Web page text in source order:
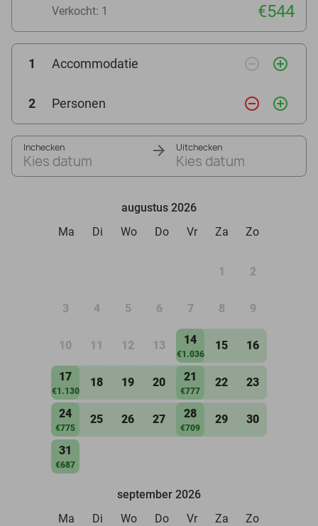
Verkocht: 1
€544
1 Accommodatie remove_circle_outline add_circle_outline
2 Personen remove_circle_outline add_circle_outline
Inchecken
Kies datum
Uitchecken
Kies datum
augustus 2026
Ma
Di Wo Do Vr Za Zo
1 2
3 4 5 6 7 8 9
10 11 12 13 14
€1.036
15 16
17
€1.130
18 19 20 21
€777
22 23
24
€775
25 26 27 28
€709
29 30
31
€687
september 2026
Ma
Di Wo Do Vr Za Zo